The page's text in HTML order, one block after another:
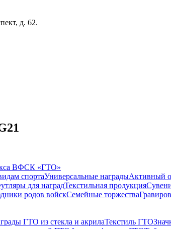
д. 62.
ВФСК «ГТО»
спортаУниверсальные наградыАктивный
для наградТекстильная продукция
родов войскСемейные торжества
ГТО из стекла и акрилаТекстиль ГТО